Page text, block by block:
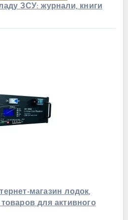
ЗСУ: журнали, книги
магазин лодок,
для активного